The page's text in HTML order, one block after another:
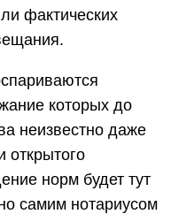
фактических
которых до
неизвестно даже
открытого
норм будет тут
самим нотариусом